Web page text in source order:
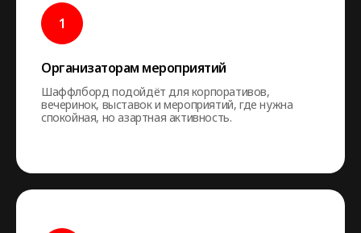
Организаторам мероприятий
Шаффлборд подойдёт для корпоративов,
вечеринок, выставок и мероприятий, где нужна
спокойная, но азартная активность.